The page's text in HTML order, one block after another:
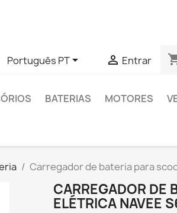
Português PT  Entrar
BATERIAS MOTORES
Carregador de bateria para
CARREGADOR DE
ELÉTRICA NAVEE